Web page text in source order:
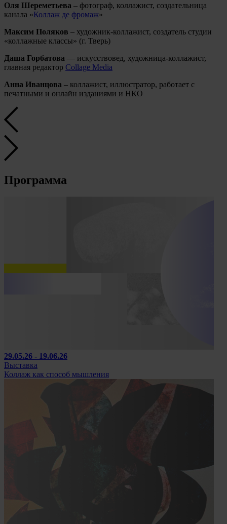
Оля Шереметьева – фотограф, коллажист, создательница
канала «Коллаж де фромаж»
Максим Поляков – художник-коллажист, создатель студии
«коллажные классы» (г. Тверь)
Даша Горбатова — искусствовед, художница-коллажист,
главная редактор Collage Media
Анна Иванцова – коллажист, иллюстратор, работает с
печатными и онлайн изданиями и НКО
Программа
29.05.26 - 19.06.26
Выставка
Коллаж как способ мышления